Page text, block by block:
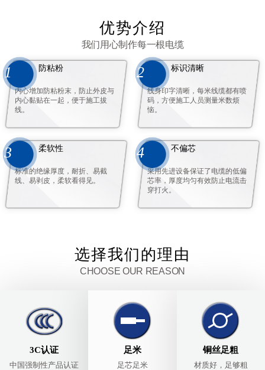
优势介绍
我们用心制作每一根电缆
1 防粘粉
内心增加防粘粉末，防止外皮与
内心黏贴在一起，便于施工拔
线。
2 标识清晰
线身印字清晰，每米线缆都有喷
码，方便施工人员测量米数烦
恼。
3 柔软性
标准的绝缘厚度，耐折、易截
线、易剥皮，柔软看得见。
4 不偏芯
采用先进设备保证了电缆的低偏
芯率，厚度均匀有效防止电流击
穿打火。
选择我们的理由
CHOOSE OUR REASON
3C认证
中国强制性产品认证
足米
足芯足米
铜丝足粗
材质好，足够粗